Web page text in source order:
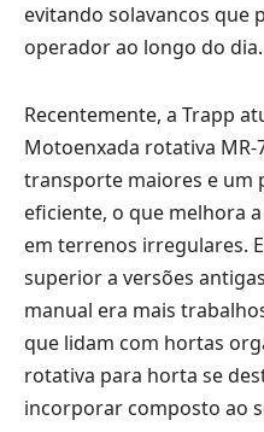
evitando solavancos que
operador ao longo do dia.
Recentemente, a Trapp
Motoenxada rotativa
transporte maiores e um
eficiente, o que melhora
em terrenos irregulares.
superior a versões
manual era mais
que lidam com hortas
rotativa para horta se
incorporar composto ao